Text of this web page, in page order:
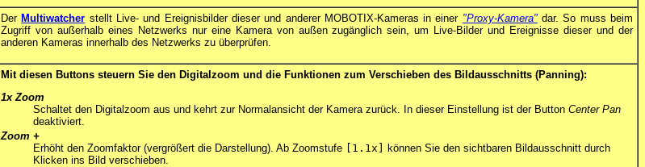
Der Multiwatcher stellt Live- und Ereignisbilder dieser und anderer MOBOTIX-Kameras in einer "Proxy-Kamera"dar. So muss beim
Zugriff von außerhalb eines Netzwerks nur eine Kamera von außen zugänglich sein, um Live-Bilder und Ereignisse dieser und der
anderen Kameras innerhalb des Netzwerks zu überprüfen.
Mit diesen Buttons steuern Sie den Digitalzoom und die Funktionen zum Verschieben des Bildausschnitts (Panning):
1x Zoom
Schaltet den Digitalzoom aus und kehrt zur Normalansicht der Kamera zurück. In dieser Einstellung ist der Button Center Pan
deaktiviert.
Zoom +
Erhöht den Zoomfaktor (vergrößert die Darstellung). Ab Zoomstufe
[1.1x]
können Sie den sichtbaren Bildausschnitt durch
Klicken ins Bild verschieben.